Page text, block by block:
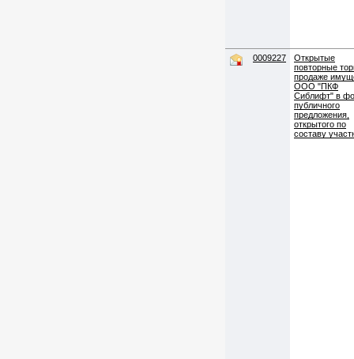
0009227
Открытые
повторные
продаже
ООО "ПКФ
Сиблифт" в
публичного
предложения,
открытого по
составу